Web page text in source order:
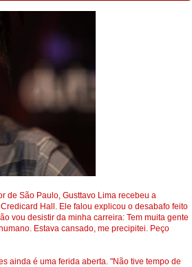
de São Paulo, Gusttavo Lima recebeu a
Hall. Ele falou explicou o desabafo feito
vou desistir da minha carreira: Tem muita gente
Estava cansado, me precipitei. Peço
ainda é uma ferida aberta. "Não tive tempo de